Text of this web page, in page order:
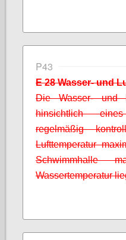
P43
E 28 Wasser- und
Die Wasser- und
hinsichtlich
regelmäßig
Lufttemperatur
Schwimmhalle
Wassertemperatur